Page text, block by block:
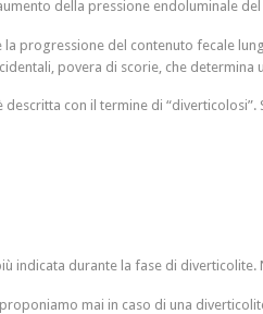
della pressione endoluminale
progressione del contenuto fecale
povera di scorie, che
con il termine di
indicata durante la fase di
mai in caso di una